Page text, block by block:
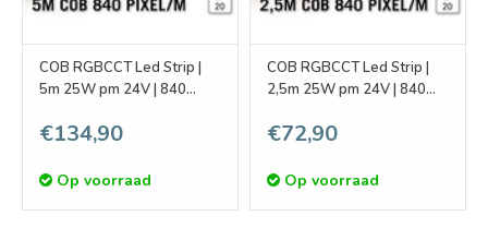
COB RGBCCT Led Strip |
5m 25W pm 24V | 840
€134,90
Op voorraad
COB RGBCCT Led Strip |
2,5m 25W pm 24V | 840
€72,90
Op voorraad